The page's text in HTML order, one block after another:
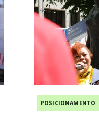
POSICIONAMENTO